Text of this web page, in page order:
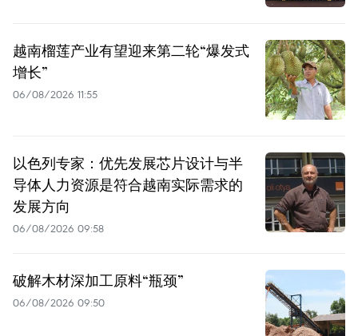
越南榴莲产业有望迎来第二轮“爆发式
增长”
06/08/2026 11:55
以色列专家：优先发展芯片设计与半
导体人力资源是符合越南实际需求的
发展方向
06/08/2026 09:58
破解木材深加工原料“瓶颈”
06/08/2026 09:50